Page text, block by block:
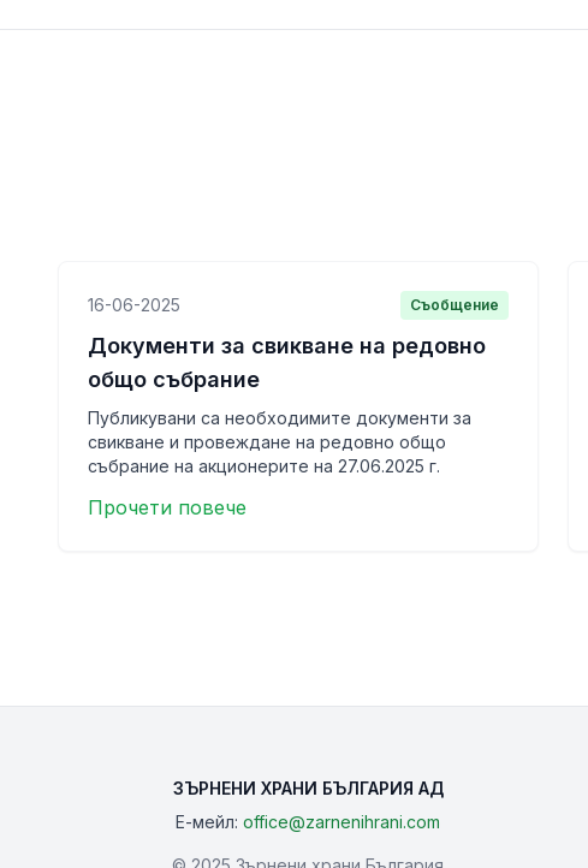
16-06-2025 Съобщение
Документи за свикване на редовно
общо събрание
Публикувани са необходимите документи за
свикване и провеждане на редовно общо
събрание на акционерите на 27.06.2025 г.
Прочети повече
ЗЪРНЕНИ ХРАНИ БЪЛГАРИЯ АД
Е-мейл: office@zarnenihrani.com